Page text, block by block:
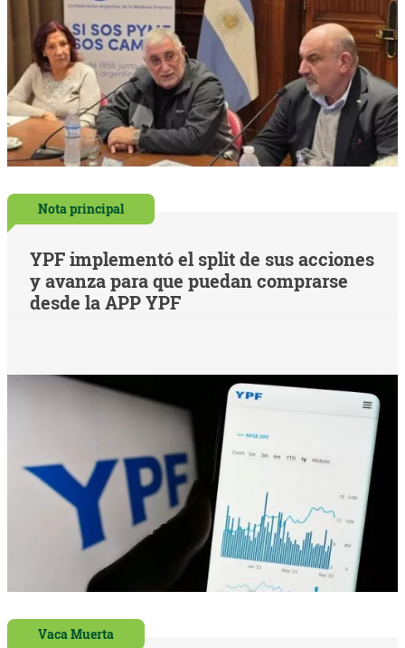
Nota principal
YPF implementó el split de sus acciones
y avanza para que puedan comprarse
desde la APP YPF
Vaca Muerta